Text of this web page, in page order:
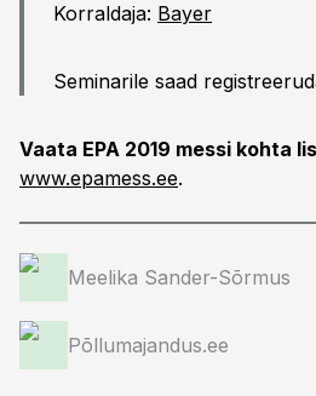
Korraldaja: Bayer
Seminarile saad
Vaata EPA 2019 messi kohta
www.epamess.ee.
Meelika Sander-Sõrmus
Põllumajandus.ee